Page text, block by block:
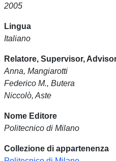
2005
Lingua
Italiano
Relatore, Supervisor,
Anna, Mangiarotti
Federico M., Butera
Niccolò, Aste
Nome Editore
Politecnico di Milano
Collezione di appartenenza